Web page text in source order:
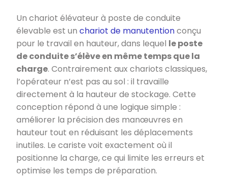
Un chariot élévateur à poste de conduite
élevable est un chariot de manutentionconçu
pour le travail en hauteur, dans lequel le poste
de conduite s’élève en même temps que la
charge. Contrairement aux chariots classiques,
l’opérateur n’est pas au sol : il travaille
directement à la hauteur de stockage. Cette
conception répond à une logique simple :
améliorer la précision des manœuvres en
hauteur tout en réduisant les déplacements
inutiles. Le cariste voit exactement où il
positionne la charge, ce qui limite les erreurs et
optimise les temps de préparation.